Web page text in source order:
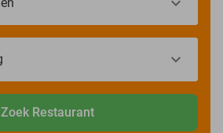
Zoek Restaurant